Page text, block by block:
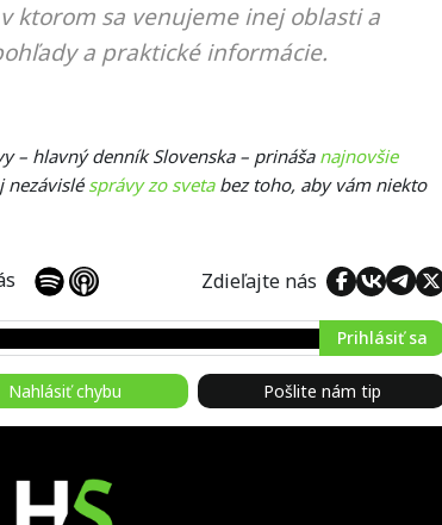
ktorom sa venujeme inej oblasti a
a praktické informácie.
– hlavný denník Slovenska – prináša najnovšie
nezávislé správy zo svetabez toho, aby vám niekto
Zdieľajte nás
Prihlásiť sa
Nahlásiť chybu Pošlite nám tip